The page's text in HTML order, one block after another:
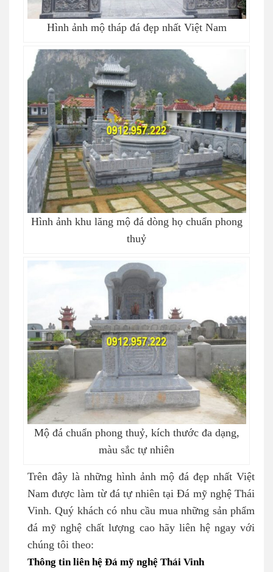
Hình ảnh mộ tháp đá đẹp nhất Việt Nam
Hình ảnh khu lăng mộ đá dòng họ chuẩn phong
thuỷ
Mộ đá chuẩn phong thuỷ, kích thước đa dạng,
màu sắc tự nhiên
Trên đây là những hình ảnh mộ đá đẹp nhất Việt
Nam được làm từ đá tự nhiên tại Đá mỹ nghệ Thái
Vinh. Quý khách có nhu cầu mua những sản phẩm
đá mỹ nghệ chất lượng cao hãy liên hệ ngay với
chúng tôi theo:
Thông tin liên hệ Đá mỹ nghệ Thái Vinh